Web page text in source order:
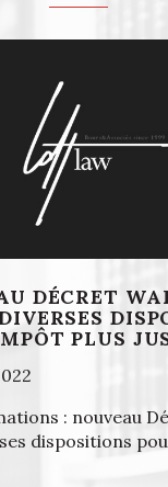
DÉCRET
PLUS
: nouveau
dispositions